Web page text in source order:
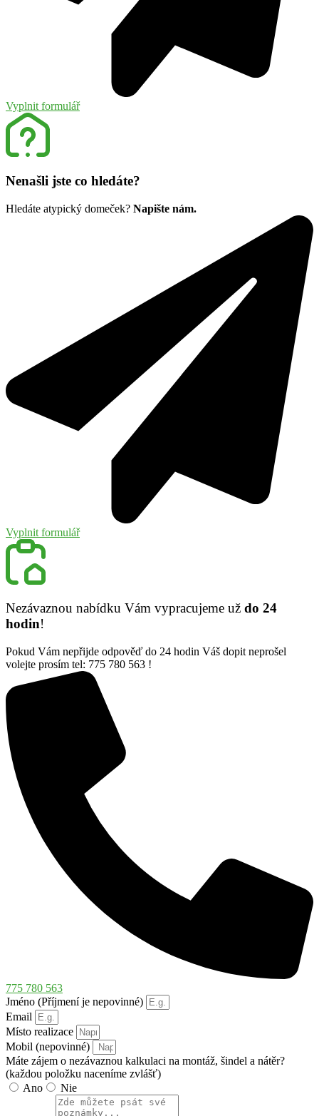
Vyplnit formulář
Nenašli jste co hledáte?
Hledáte atypický domeček? Napište nám.
Vyplnit formulář
Nezávaznou nabídku Vám vypracujeme už do 24
hodin!
Pokud Vám nepřijde odpověď do 24 hodin Váš dopit neprošel
volejte prosím tel: 775 780 563 !
775 780 563
Jméno (Příjmení je nepovinné)
Email
Místo realizace
Mobil (nepovinné)
Máte zájem o nezávaznou kalkulaci na montáž, šindel a nátěr?
(každou položku naceníme zvlášť)
Ano
Nie